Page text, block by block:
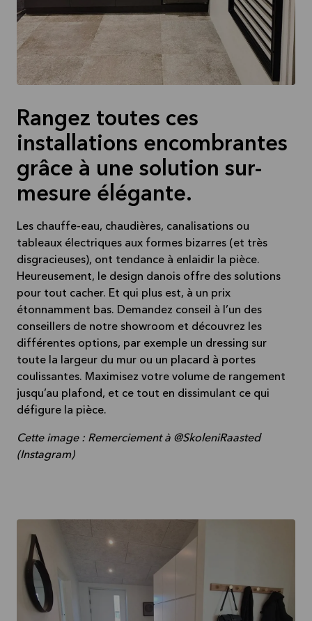
Rangez toutes ces
installations encombrantes
grâce à une solution sur-
mesure élégante.
Les chauffe-eau, chaudières, canalisations ou
tableaux électriques aux formes bizarres (et très
disgracieuses), ont tendance à enlaidir la pièce.
Heureusement, le design danois offre des solutions
pour tout cacher. Et qui plus est, à un prix
étonnamment bas. Demandez conseil à l’un des
conseillers de notre showroom et découvrez les
différentes options, par exemple un dressing sur
toute la largeur du mur ou un placard à portes
coulissantes. Maximisez votre volume de rangement
jusqu’au plafond, et ce tout en dissimulant ce qui
défigure la pièce.
Cette image : Remerciement à @SkoleniRaasted
(Instagram)